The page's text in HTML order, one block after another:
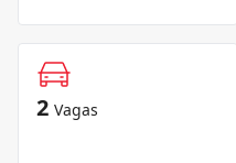
2 Vagas